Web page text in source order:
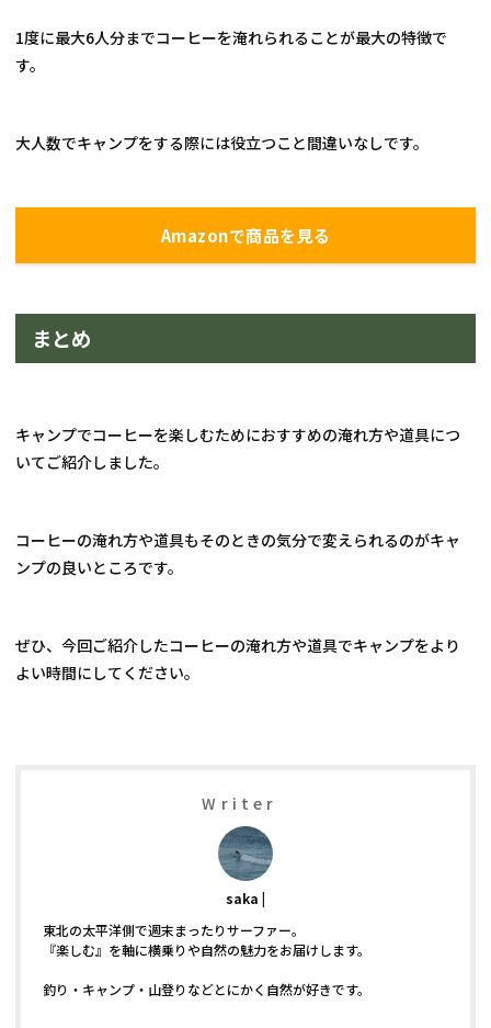
1度に最大6人分までコーヒーを淹れられることが最大の特徴で
す。
大人数でキャンプをする際には役立つこと間違いなしです。
Amazonで商品を見る
まとめ
キャンプでコーヒーを楽しむためにおすすめの淹れ方や道具につ
いてご紹介しました。
コーヒーの淹れ方や道具もそのときの気分で変えられるのがキャ
ンプの良いところです。
ぜひ、今回ご紹介したコーヒーの淹れ方や道具でキャンプをより
よい時間にしてください。
Writer
saka
東北の太平洋側で週末まったりサーファー。
『楽しむ』を軸に横乗りや自然の魅力をお届けします。
釣り・キャンプ・山登りなどとにかく自然が好きです。